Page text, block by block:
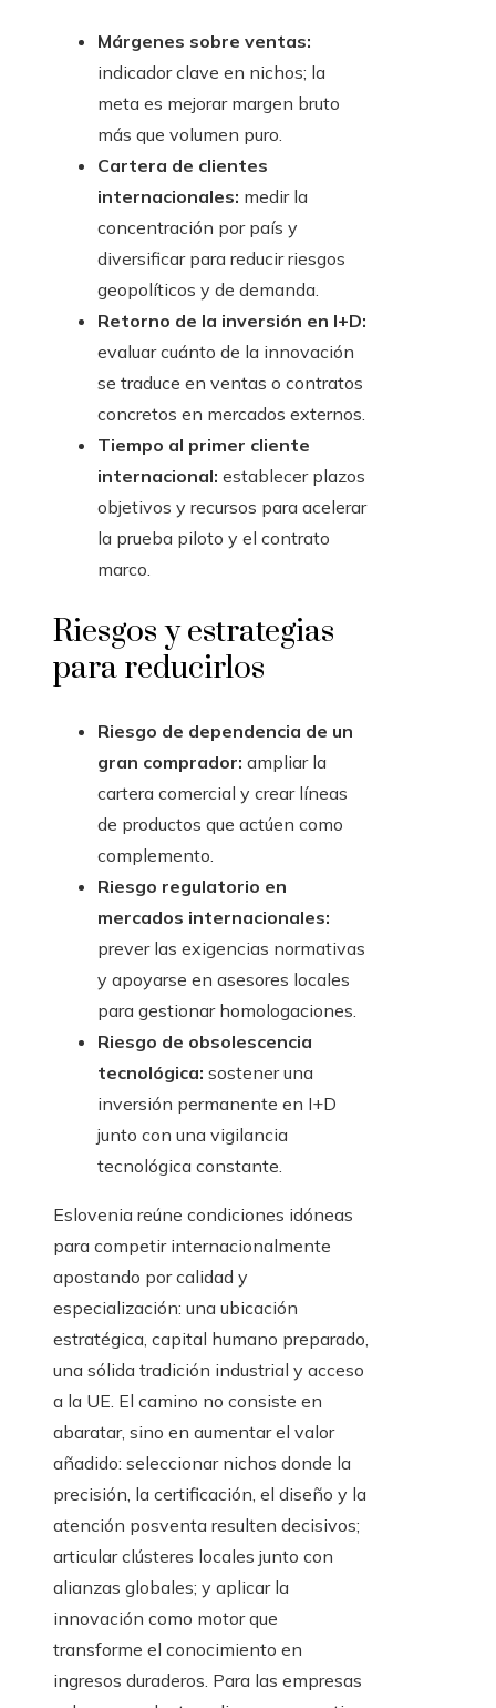
Márgenes sobre ventas:
indicador clave en nichos; la
meta es mejorar margen bruto
más que volumen puro.
Cartera de clientes
internacionales: medir la
concentración por país y
diversificar para reducir riesgos
geopolíticos y de demanda.
Retorno de la inversión en I+D:
evaluar cuánto de la innovación
se traduce en ventas o contratos
concretos en mercados externos.
Tiempo al primer cliente
internacional: establecer plazos
objetivos y recursos para acelerar
la prueba piloto y el contrato
marco.
Riesgos y estrategias
para reducirlos
Riesgo de dependencia de un
gran comprador: ampliar la
cartera comercial y crear líneas
de productos que actúen como
complemento.
Riesgo regulatorio en
mercados internacionales:
prever las exigencias normativas
y apoyarse en asesores locales
para gestionar homologaciones.
Riesgo de obsolescencia
tecnológica: sostener una
inversión permanente en I+D
junto con una vigilancia
tecnológica constante.
Eslovenia reúne condiciones idóneas
para competir internacionalmente
apostando por calidad y
especialización: una ubicación
estratégica, capital humano preparado,
una sólida tradición industrial y acceso
a la UE. El camino no consiste en
abaratar, sino en aumentar el valor
añadido: seleccionar nichos donde la
precisión, la certificación, el diseño y la
atención posventa resulten decisivos;
articular clústeres locales junto con
alianzas globales; y aplicar la
innovación como motor que
transforme el conocimiento en
ingresos duraderos. Para las empresas